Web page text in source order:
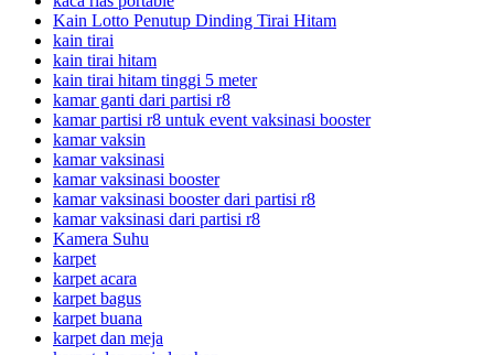
Kain Lotto Penutup Dinding Tirai Hitam
kain tirai
kain tirai hitam
kain tirai hitam tinggi 5 meter
kamar ganti dari partisi r8
kamar partisi r8 untuk event vaksinasi booster
kamar vaksin
kamar vaksinasi
kamar vaksinasi booster
kamar vaksinasi booster dari partisi r8
kamar vaksinasi dari partisi r8
Kamera Suhu
karpet
karpet acara
karpet bagus
karpet buana
karpet dan meja